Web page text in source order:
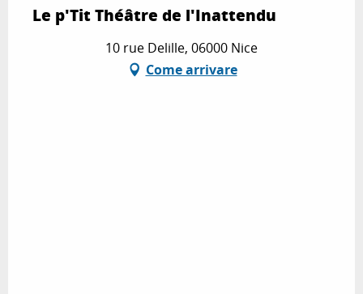
Le p'Tit Théâtre de l'Inattendu
10 rue Delille, 06000 Nice
Come arrivare